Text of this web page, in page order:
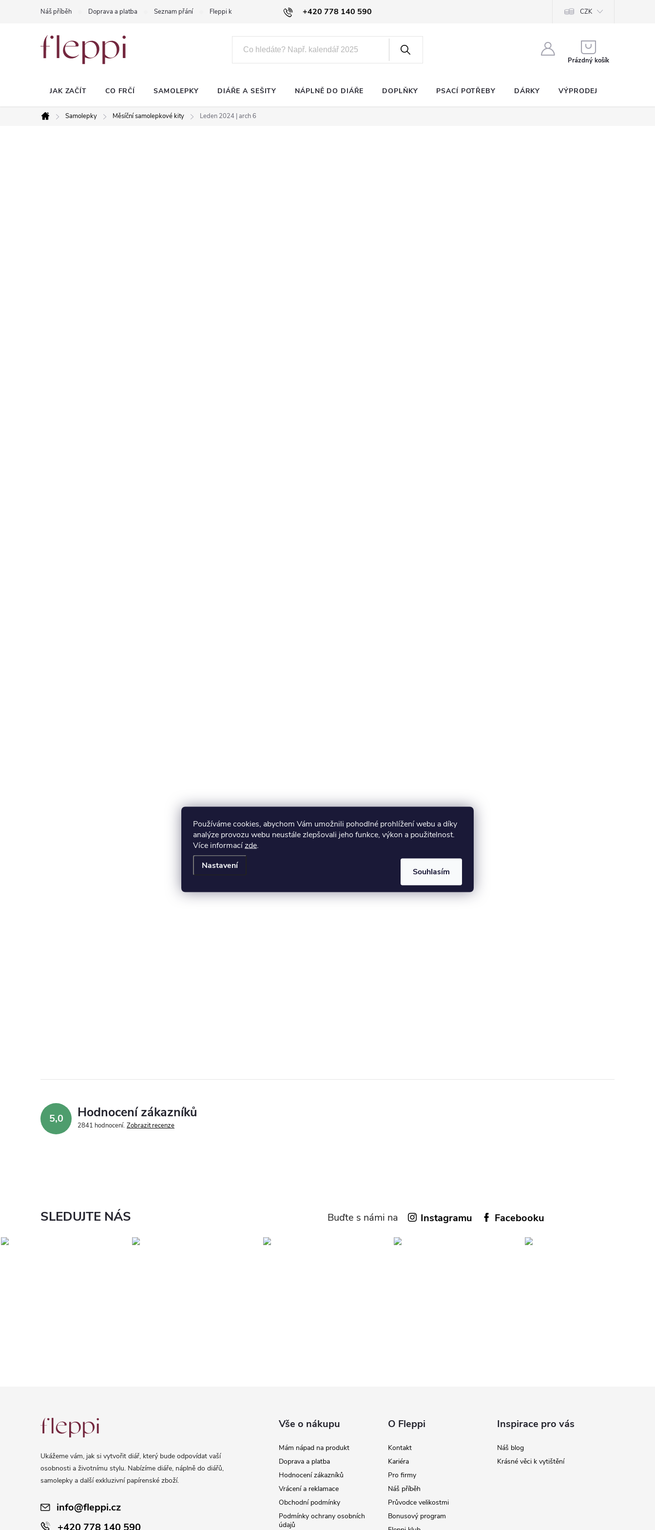
Používáme cookies, abychom Vám umožnili pohodlné prohlížení webu a díky
analýze provozu webu neustále zlepšovali jeho funkce, výkon a použitelnost.
Více informacízde.
Nastavení
Souhlasím
+420 778 140 590
Náš příběh Doprava a platba Seznam přání Fleppi klub CZK
KOŠÍK
Prázdný košík
JAK ZAČÍT CO FRČÍ SAMOLEPKY DIÁŘE A SEŠITY NÁPLNĚ DO DIÁŘE DOPLŇKY PSACÍ POTŘEBY DÁRKY VÝPRODEJ
Domů
Samolepky Měsíční samolepkové kity Leden 2024 | arch 6
5,0 Hodnocení zákazníků
2841 hodnocení Zobrazit recenze
SLEDUJTE NÁS Buďte s námi na Instagramu Facebooku
Ukážeme vám, jak si vytvořit diář, který bude odpovídat vaší
osobnosti a životnímu stylu. Nabízíme diáře, náplně do diářů,
samolepky a další exkluzivní papírenské zboží.
info@fleppi.cz
Vše o nákupu
Mám nápad na produkt
Doprava a platba
Hodnocení zákazníků
Vrácení a reklamace
Obchodní podmínky
Podmínky ochrany osobních
údajů
O Fleppi
Kontakt
Kariéra
Pro firmy
Náš příběh
Průvodce velikostmi
Bonusový program
Inspirace pro vás
Náš blog
Krásné věci k vytištění